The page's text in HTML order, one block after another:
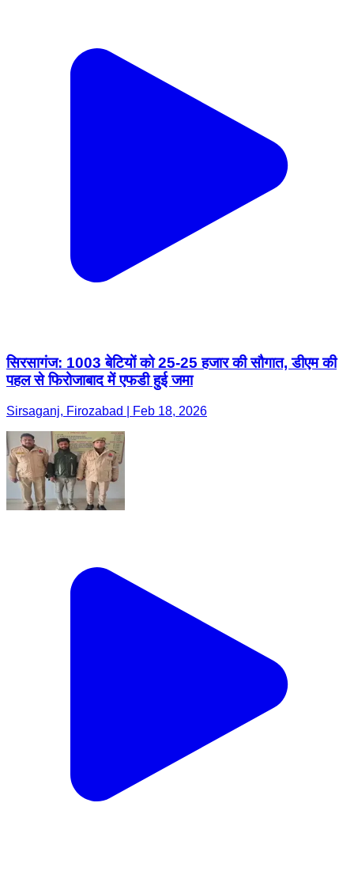
सिरसागंज: 1003 बेटियों को 25-25 हजार की सौगात, डीएम की
पहल से फिरोजाबाद में एफडी हुई जमा
Sirsaganj, Firozabad | Feb 18, 2026